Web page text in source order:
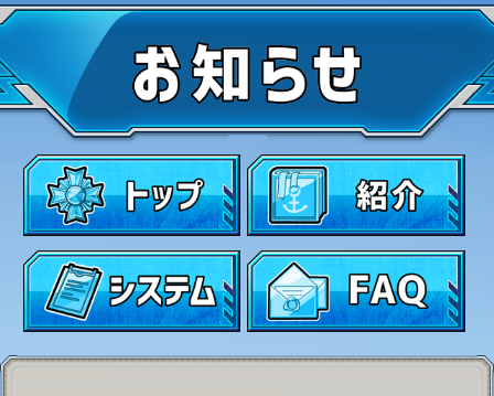
【7月3日～7月19日】戦利品イベ
ント
2026-07-02